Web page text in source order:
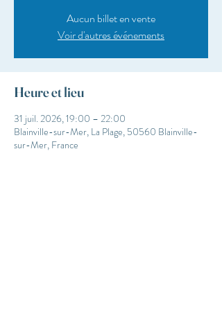
Aucun billet en vente
Voir d'autres événements
Heure et lieu
31 juil. 2026, 19:00 – 22:00
Blainville-sur-Mer, La Plage, 50560 Blainville-
sur-Mer, France